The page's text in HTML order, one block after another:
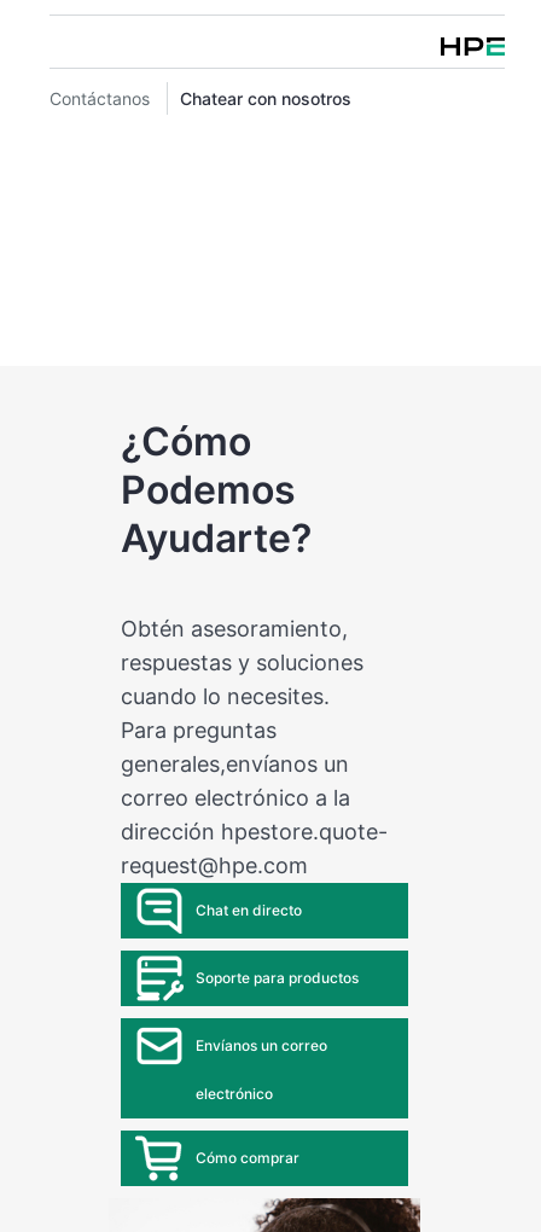
Contáctanos Chatear con nosotros
¿Cómo
Podemos
Ayudarte?
Obtén asesoramiento,
respuestas y soluciones
cuando lo necesites.
Para preguntas
generales,envíanos un
correo electrónico a la
dirección hpestore.quote-
request@hpe.com
Chat en directo
Soporte para productos
Envíanos un correo
electrónico
Cómo comprar